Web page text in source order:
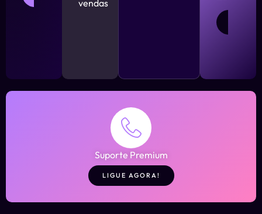
vendas
Suporte Premium
LIGUE AGORA!